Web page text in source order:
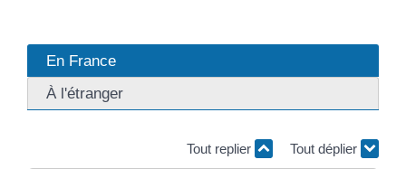
En France
À l'étranger
Tout replier Tout déplier